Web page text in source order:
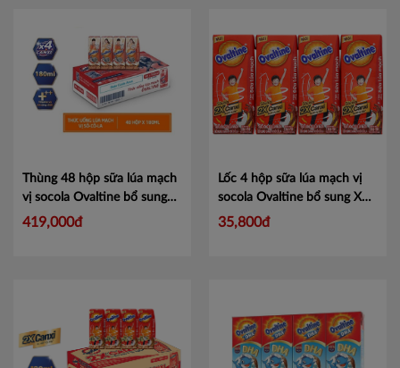
Thùng 48 hộp sữa lúa mạch
vị socola Ovaltine bổ sung
canxi 180ml
419,000đ
Lốc 4 hộp sữa lúa mạch vị
socola Ovaltine bổ sung X2
canxi 180ml
35,800đ